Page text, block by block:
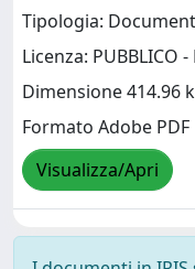
Tipologia:
Licenza: PUBBLICO
Dimensione 414.96
Formato Adobe PDF
Visualizza/Apri